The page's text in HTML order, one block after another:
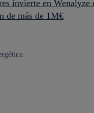
invierte en Wenalyze
de más de 1M€